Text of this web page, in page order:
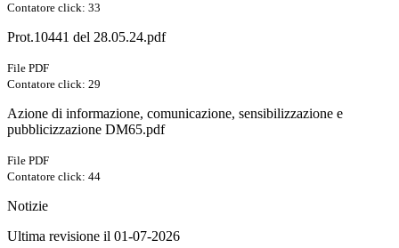
Contatore click: 33
Prot.10441 del 28.05.24.pdf
File PDF
Contatore click: 29
Azione di informazione, comunicazione, sensibilizzazione e
pubblicizzazione DM65.pdf
File PDF
Contatore click: 44
Notizie
Ultima revisione il 01-07-2026